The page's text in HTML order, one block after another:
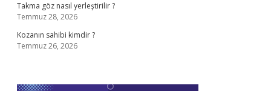
Takma göz nasıl yerleştirilir ?
Temmuz 28, 2026
Kozanın sahibi kimdir ?
Temmuz 26, 2026